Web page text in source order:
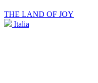
THE LAND OF JOY
Italia